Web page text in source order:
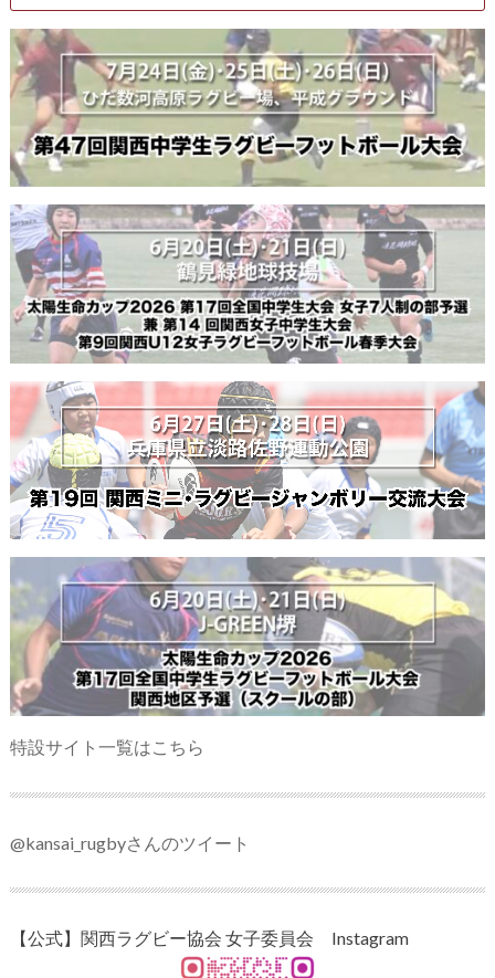
特設サイト一覧はこちら
@kansai_rugbyさんのツイート
【公式】関西ラグビー協会 女子委員会 Instagram